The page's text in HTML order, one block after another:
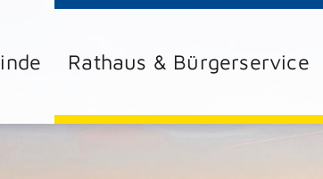
Rathaus & Bürgerservice